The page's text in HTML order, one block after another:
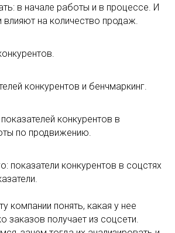
в начале работы и в процессе. И
влияют на количество продаж.
конкурентов и бенчмаркинг.
конкурентов в
по продвижению.
показатели конкурентов в соцстях
компании понять, какая у нее
заказов получает из соцсети.